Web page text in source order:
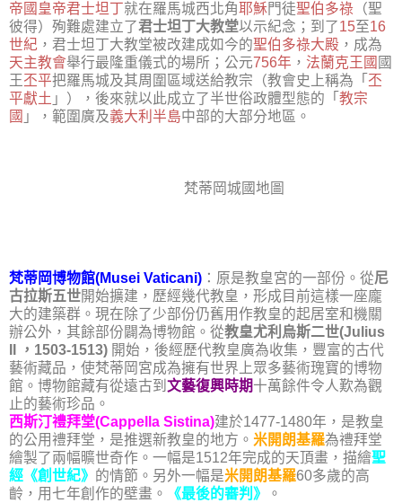
帝國皇帝君士坦丁就在羅馬城西北角耶穌門徒聖伯多祿 （聖
彼得）殉難處建立了君士坦丁大教堂以示紀念；到了15至16
世紀 ，君士坦丁大教堂被改建成如今的聖伯多祿大殿 ，成為
天主教會舉行最隆重儀式的場所；公元756年 ， 法蘭克王國 國
王丕平把羅馬城及其周圍區域送給教宗（教會史上稱為「 丕
平獻土 」），後來就以此成立了半世俗政體型態的「 教宗
國 」，範圍廣及義大利半島中部的大部分地區。
梵蒂岡城國地圖
梵蒂岡博物館(Musei Vaticani) ：原是教皇宮的一部份。從尼
古拉斯五世開始擴建，歷經幾代教皇，形成目前這樣一座龐
大的建築群。現在除了少部份仍舊用作教皇的起居室和機關
辦公外，其餘部份闢為博物館。從教皇尤利烏斯二世(Julius
II ，1503-1513) 開始，後經歷代教皇廣為收集，豐富的古代
藝術藏品，使梵蒂岡宮成為擁有世界上眾多藝術瑰寶的博物
館。博物館藏有從遠古到 文藝復興時期十萬餘件令人歎為觀
止的藝術珍品。
西斯汀禮拜堂(Cappella Sistina)建於1477-1480年，是教皇
的公用禮拜堂，是推選新教皇的地方。 米開朗基羅為禮拜堂
繪製了兩幅曠世奇作。一幅是1512年完成的天頂畫，描繪聖
經《創世紀》 的情節。另外一幅是米開朗基羅60多歲的高
齡，用七年創作的壁畫。
《最後的審判》
。